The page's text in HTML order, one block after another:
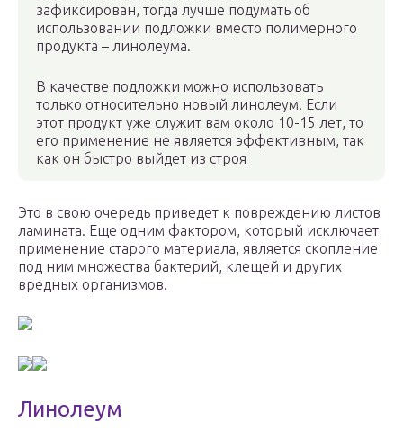
зафиксирован, тогда лучше подумать об
использовании подложки вместо полимерного
продукта – линолеума.
В качестве подложки можно использовать
только относительно новый линолеум. Если
этот продукт уже служит вам около 10-15 лет, то
его применение не является эффективным, так
как он быстро выйдет из строя
Это в свою очередь приведет к повреждению листов
ламината. Еще одним фактором, который исключает
применение старого материала, является скопление
под ним множества бактерий, клещей и других
вредных организмов.
Линолеум